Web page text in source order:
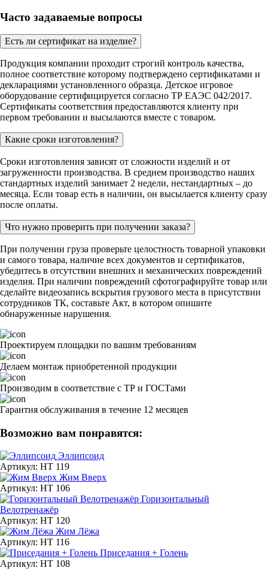
Часто задаваемые вопросы
Есть ли сертификат на изделие?
Продукция компании проходит строгий контроль качества,
полное соответствие которому подтверждено сертификатами и
декларациями установленного образца. Детское игровое
оборудование сертифицируется согласно ТР ЕАЭС 042/2017.
Сертификаты соответствия предоставляются клиенту при
первом требовании и высылаются вместе с товаром.
Какие сроки изготовления?
Сроки изготовления зависят от сложности изделий и от
загруженности производства. В среднем производство наших
стандартных изделий занимает 2 недели, нестандартных – до
месяца. Если товар есть в наличии, он высылается клиенту сразу
после оплаты.
Что нужно проверить при получении заказа?
При получении груза проверьте целостность товарной упаковки
и самого товара, наличие всех документов и сертификатов,
убедитесь в отсутствии внешних и механических повреждений
изделия. При наличии повреждений сфотографируйте товар или
сделайте видеозапись вскрытия грузового места в присутствии
сотрудников ТК, составьте Акт, в котором опишите
обнаруженные нарушения.
Проектируем площадки по вашим требованиям
Делаем монтаж приобретенной продукции
Производим в соответствие с ТР и ГОСТами
Гарантия обслуживания в течение 12 месяцев
Возможно вам понравятся:
Эллипсоид
Артикул: HT 119
Жим Вверх
Артикул: HT 106
Горизонтальный
Велотренажёр
Артикул: HT 120
Жим Лёжа
Артикул: HT 116
Приседания + Голень
Артикул: HT 108